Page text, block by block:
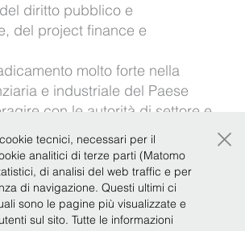
diritto pubblico e
del project finance e
molto forte nella
e industriale del Paese
con le autorità di settore e
combinare le qualità
l’expertise di una boutique
con le metodologie di
studio internazionale
tecnici, necessari per il
analitici di terze parti (Matomo
di analisi del web traffic e per
di navigazione. Questi ultimi ci
sono le pagine più visualizzate e
sul sito. Tutte le informazioni
×